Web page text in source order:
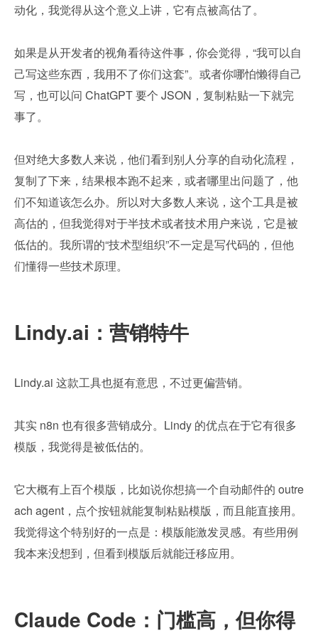
动化，我觉得从这个意义上讲，它有点被高估了。
如果是从开发者的视角看待这件事，你会觉得，“我可以自
己写这些东西，我用不了你们这套”。或者你哪怕懒得自己
写，也可以问 ChatGPT 要个 JSON，复制粘贴一下就完
事了。
但对绝大多数人来说，他们看到别人分享的自动化流程，
复制了下来，结果根本跑不起来，或者哪里出问题了，他
们不知道该怎么办。所以对大多数人来说，这个工具是被
高估的，但我觉得对于半技术或者技术用户来说，它是被
低估的。我所谓的“技术型组织”不一定是写代码的，但他
们懂得一些技术原理。
Lindy.ai：营销特牛
Lindy.ai 这款工具也挺有意思，不过更偏营销。
其实 n8n 也有很多营销成分。Lindy 的优点在于它有很多
模版，我觉得是被低估的。
它大概有上百个模版，比如说你想搞一个自动邮件的 outre
ach agent，点个按钮就能复制粘贴模版，而且能直接用。
我觉得这个特别好的一点是：模版能激发灵感。有些用例
我本来没想到，但看到模版后就能迁移应用。
Claude Code：门槛高，但你得